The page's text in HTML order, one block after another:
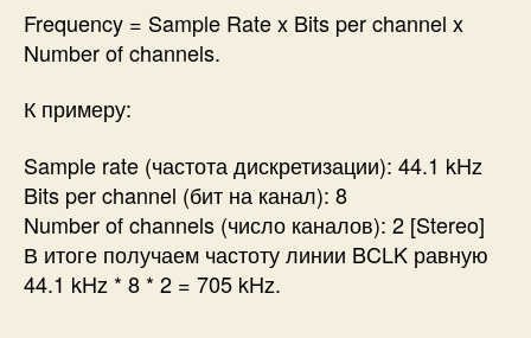
Frequency = Sample Rate x Bits per channel x
Number of channels.
К примеру:
Sample rate (частота дискретизации): 44.1 kHz
Bits per channel (бит на канал): 8
Number of channels (число каналов): 2 [Stereo]
В итоге получаем частоту линии BCLK равную
44.1 kHz * 8 * 2 = 705 kHz.